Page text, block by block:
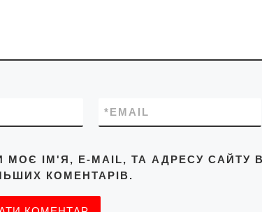
EMAIL
*
МОЄ ІМ'Я, E-MAIL, ТА АДРЕСУ САЙТУ
КОМЕНТАРІВ.